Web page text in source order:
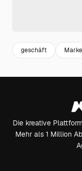
geschäft Marke
Die kreative
Mehr als 1 Million